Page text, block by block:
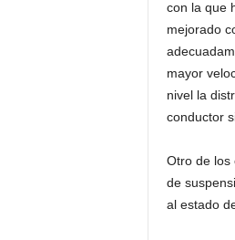
con la que
mejorado
mayor
nivel la
conductor
Otro de los
de
al estado